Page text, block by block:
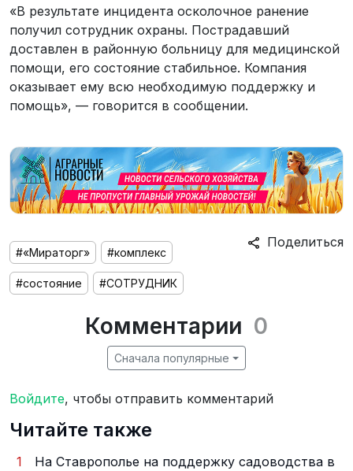
«В результате инцидента осколочное ранение
получил сотрудник охраны. Пострадавший
доставлен в районную больницу для медицинской
помощи, его состояние стабильное. Компания
оказывает ему всю необходимую поддержку и
помощь», — говорится в сообщении.
Поделиться
#«Мираторг» #комплекс
#состояние #СОТРУДНИК
Комментарии 0
Сначала популярные
Войдите, чтобы отправить комментарий
Читайте также
1
На Ставрополье на поддержку садоводства в